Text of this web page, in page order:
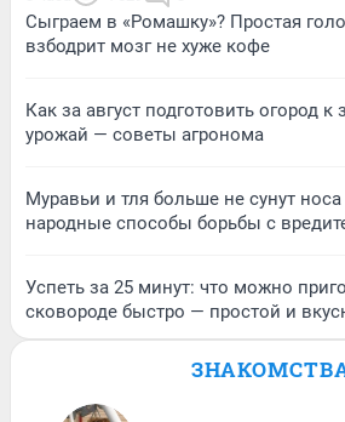
Сыграем в «Ромашку»? Простая
взбодрит мозг не хуже кофе
Как за август подготовить огород к
урожай — советы агронома
Муравьи и тля больше не сунут
народные способы борьбы с
Успеть за 25 минут: что можно
сковороде быстро — простой и